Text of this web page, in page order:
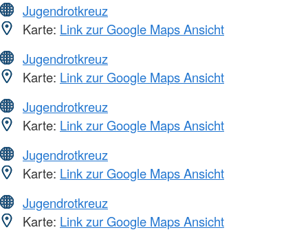
Jugendrotkreuz
Karte: Link zur Google Maps Ansicht
Jugendrotkreuz
Karte: Link zur Google Maps Ansicht
Jugendrotkreuz
Karte: Link zur Google Maps Ansicht
Jugendrotkreuz
Karte: Link zur Google Maps Ansicht
Jugendrotkreuz
Karte: Link zur Google Maps Ansicht